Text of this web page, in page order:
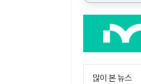
많이 본 뉴스